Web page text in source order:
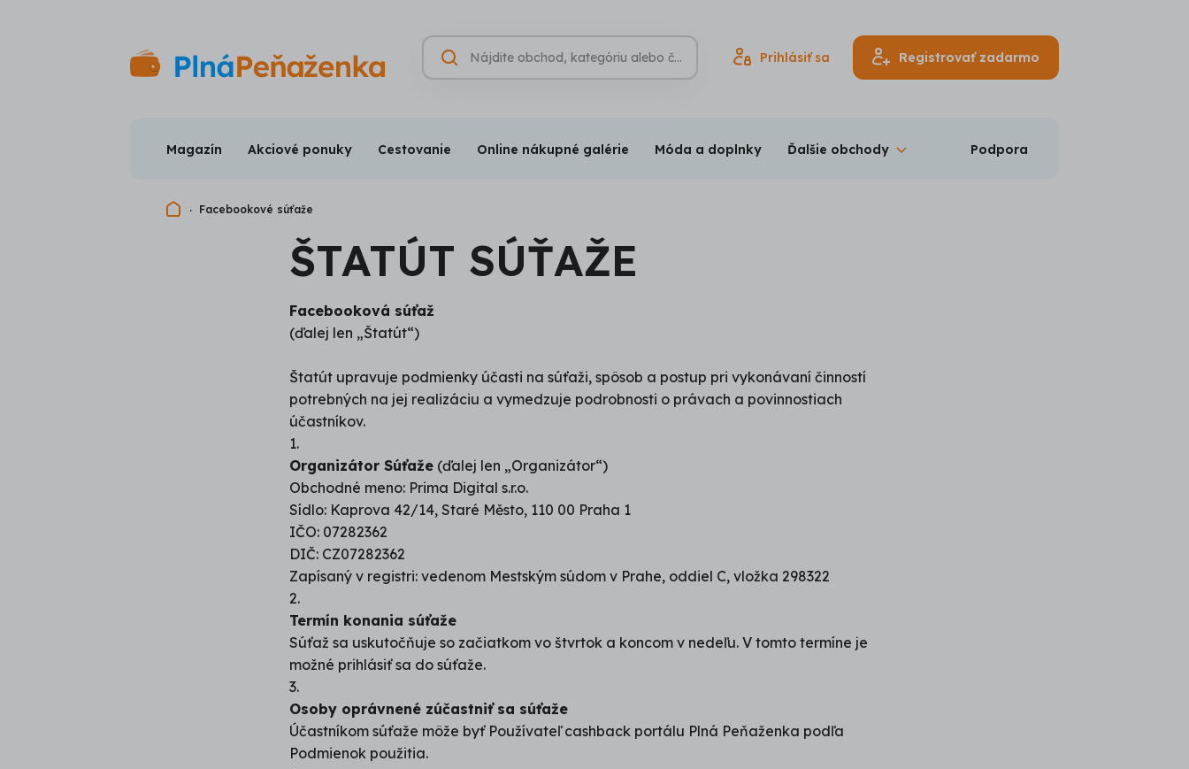
Vyhľadávanie
Hľadať Prihlásiť sa Registrovať zadarmo
Magazín Akciové ponuky Cestovanie Online nákupné galérie Móda a doplnky Ďalšie obchody Podpora
Domovská stránka
Facebookové súťaže
ŠTATÚT SÚŤAŽE
Facebooková súťaž
(ďalej len „Štatút“)
Štatút upravuje podmienky účasti na súťaži, spôsob a postup pri vykonávaní činností
potrebných na jej realizáciu a vymedzuje podrobnosti o právach a povinnostiach
účastníkov.
1.
Organizátor Súťaže (ďalej len „Organizátor“)
Obchodné meno: Prima Digital s.r.o.
Sídlo: Kaprova 42/14, Staré Město, 110 00 Praha 1
IČO: 07282362
DIČ: CZ07282362
Zapísaný v registri: vedenom Mestským súdom v Prahe, oddiel C, vložka 298322
2.
Termín konania súťaže
Súťaž sa uskutočňuje so začiatkom vo štvrtok a koncom v nedeľu. V tomto termíne je
možné prihlásiť sa do súťaže.
3.
Osoby oprávnené zúčastniť sa súťaže
Účastníkom súťaže môže byť Používateľ cashback portálu Plná Peňaženka podľa
Podmienok použitia.